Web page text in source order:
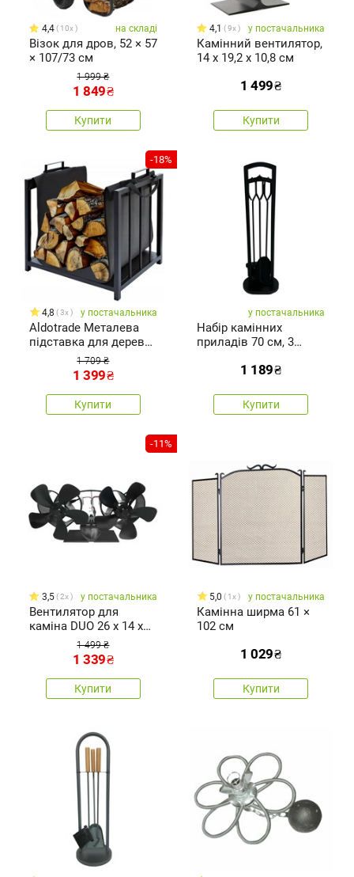
4,4 10x на складі
Візок для дров, 52 × 57
× 107/73 см
1 999 ₴
1 849₴
Купити
4,1 9x у постачальника
Камінний вентилятор,
14 x 19,2 x 10,8 см
1 499₴
Купити
-18%
4,8 3x у постачальника
Aldotrade Металева
підставка для дерева
з сумкою для
перенесення, 51 x 37 x
1 709 ₴
1 399₴
Купити
у постачальника
Набір камінних
приладів 70 см, 3
зпідставкою, чорний,
1 189₴
Купити
-11%
3,5 2x у постачальника
Вентилятор для
каміна DUO 26 x 14 x
1 499 ₴
1 339₴
Купити
5,0 1x у постачальника
Камінна ширма 61 ×
102 см
1 029₴
Купити